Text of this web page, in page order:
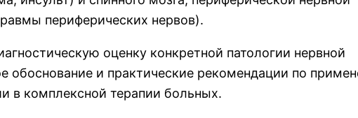
периферических нервов).
оценку конкретной патологии нервной
обоснование и практические рекомендации по
в комплексной терапии больных.